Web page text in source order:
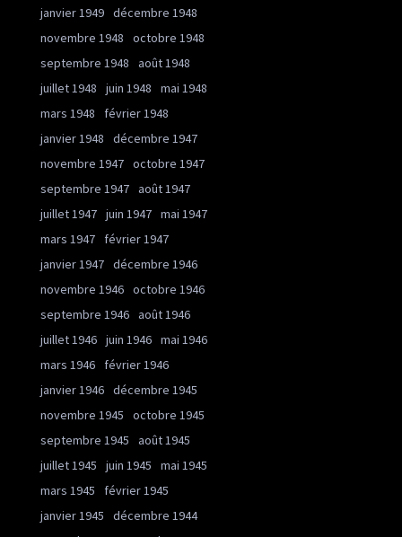
janvier 1949 décembre 1948
novembre 1948
octobre 1948
septembre 1948
août 1948
juillet 1948
juin 1948
mai 1948
mars 1948
février 1948
janvier 1948
décembre 1947
novembre 1947 octobre 1947
septembre 1947 août 1947
juillet 1947 juin 1947 mai 1947
mars 1947
février 1947
janvier 1947 décembre 1946
novembre 1946 octobre 1946
septembre 1946 août 1946
juillet 1946 juin 1946 mai 1946
mars 1946
février 1946
janvier 1946 décembre 1945
novembre 1945
octobre 1945
septembre 1945
août 1945
juillet 1945
juin 1945
mai 1945
mars 1945
février 1945
janvier 1945
décembre 1944